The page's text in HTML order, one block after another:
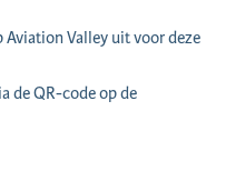
Valley uit voor deze
de QR-code op de